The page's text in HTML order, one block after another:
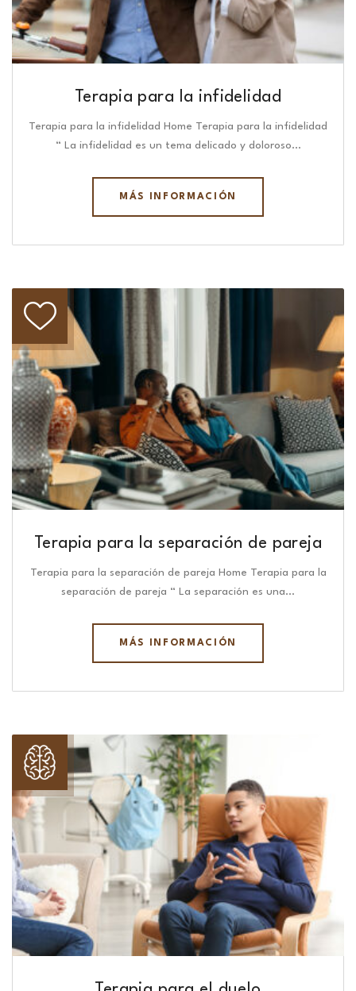
Terapia para la infidelidad
Terapia para la infidelidad Home Terapia para la infidelidad
“ La infidelidad es un tema delicado y doloroso…
MÁS INFORMACIÓN
Terapia para la separación de pareja
Terapia para la separación de pareja Home Terapia para la
separación de pareja “ La separación es una…
MÁS INFORMACIÓN